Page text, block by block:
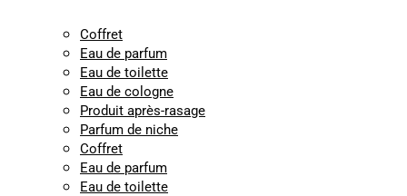
Coffret
Eau de parfum
Eau de toilette
Eau de cologne
Produit après-rasage
Parfum de niche
Coffret
Eau de parfum
Eau de toilette